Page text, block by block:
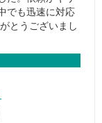
でも迅速に対応
とうございまし